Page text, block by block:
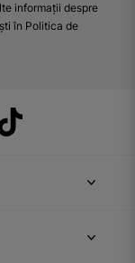
informații despre
în Politica de